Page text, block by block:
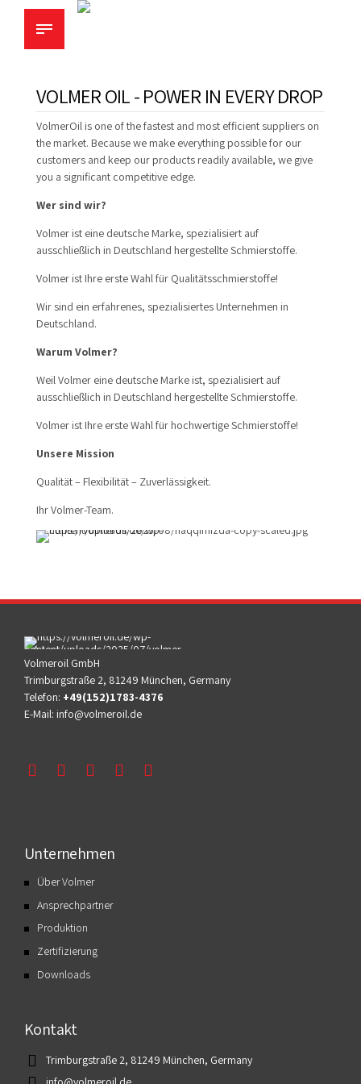
VOLMER OIL - POWER IN EVERY DROP
VolmerOil is one of the fastest and most efficient suppliers on
the market. Because we make everything possible for our
customers and keep our products readily available, we give
you a significant competitive edge.
Wer sind wir?
Volmer ist eine deutsche Marke, spezialisiert auf
ausschließlich in Deutschland hergestellte Schmierstoffe.
Volmer ist Ihre erste Wahl für Qualitätsschmierstoffe!
Wir sind ein erfahrenes, spezialisiertes Unternehmen in
Deutschland.
Warum Volmer?
Weil Volmer eine deutsche Marke ist, spezialisiert auf
ausschließlich in Deutschland hergestellte Schmierstoffe.
Volmer ist Ihre erste Wahl für hochwertige Schmierstoffe!
Unsere Mission
Qualität – Flexibilität – Zuverlässigkeit.
Ihr Volmer-Team.
Volmeroil GmbH
Trimburgstraße 2, 81249 München, Germany
Telefon: +49(152)1783-4376
E-Mail: info@volmeroil.de
Unternehmen
Über Volmer
Ansprechpartner
Produktion
Zertifizierung
Downloads
Kontakt
Trimburgstraße 2, 81249 München, Germany